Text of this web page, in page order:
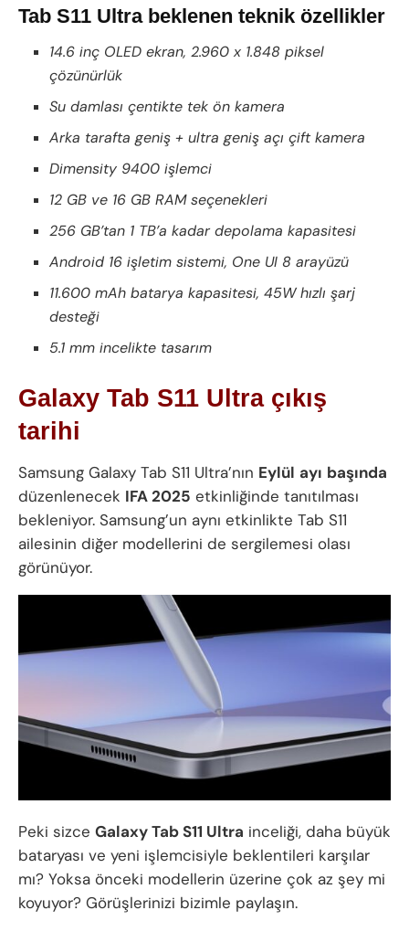
Tab S11 Ultra beklenen teknik özellikler
14.6 inç OLED ekran, 2.960 x 1.848 piksel
çözünürlük
Su damlası çentikte tek ön kamera
Arka tarafta geniş + ultra geniş açı çift kamera
Dimensity 9400 işlemci
12 GB ve 16 GB RAM seçenekleri
256 GB’tan 1 TB’a kadar depolama kapasitesi
Android 16 işletim sistemi, One UI 8 arayüzü
11.600 mAh batarya kapasitesi, 45W hızlı şarj
desteği
5.1 mm incelikte tasarım
Galaxy Tab S11 Ultra çıkış
tarihi
Samsung Galaxy Tab S11 Ultra’nın Eylül ayı başında
düzenlenecek IFA 2025 etkinliğinde tanıtılması
bekleniyor. Samsung’un aynı etkinlikte Tab S11
ailesinin diğer modellerini de sergilemesi olası
görünüyor.
Peki sizce Galaxy Tab S11 Ultra inceliği, daha büyük
bataryası ve yeni işlemcisiyle beklentileri karşılar
mı? Yoksa önceki modellerin üzerine çok az şey mi
koyuyor? Görüşlerinizi bizimle paylaşın.